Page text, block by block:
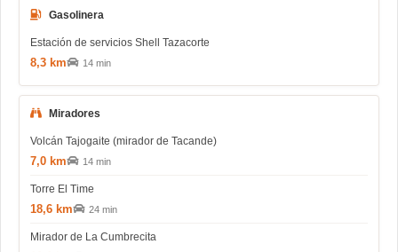
Gasolinera
Estación de servicios Shell Tazacorte
8,3 km 14 min
Miradores
Volcán Tajogaite (mirador de Tacande)
7,0 km 14 min
Torre El Time
18,6 km 24 min
Mirador de La Cumbrecita